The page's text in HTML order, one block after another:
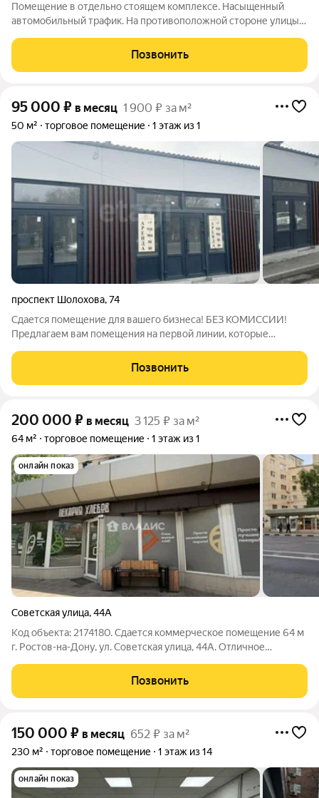
Помещение в отдельно стоящем комплексе. Насыщенный
автомобильный трафик. На противоположной стороне улицы
введена в эксплуатацию, перспектива значительного
увеличения трафика. На фото помещение
Позвонить
95 000 ₽ в месяц 1 900 ₽ за м²
50 м² торговое помещение 1 этаж из 1
проспект Шолохова,74
Сдается помещение для вашего бизнеса! БЕЗ КОМИССИИ!
Предлагаем вам помещения на первой линии, которые
Площадь помещения 50 м. В помещение выполнен ремонт,
есть собственный санузел. Кроме того,
Позвонить
200 000 ₽ в месяц 3 125 ₽ за м²
64 м² торговое помещение 1 этаж из 1
онлайн показ
Советская улица,44А
Код объекта: 2174180. Сдается коммерческое помещение 64 м
г. Ростов-на-Дону, ул. Советская улица, 44А. Отличное
Активный район города с высоким трафиком. Общая площадь
Позвонить
150 000 ₽ в месяц 652 ₽ за м²
230 м² торговое помещение 1 этаж из 14
онлайн показ